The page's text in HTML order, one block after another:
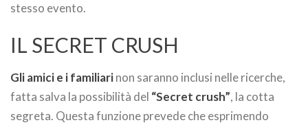
stesso evento.
IL SECRET CRUSH
Gli amici e i familiarinon saranno inclusi nelle ricerche,
fatta salva la possibilità del “Secret crush”, la cotta
segreta. Questa funzione prevede che esprimendo